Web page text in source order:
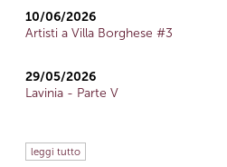
10/06/2026
Artisti a Villa Borghese #3
29/05/2026
Lavinia - Parte V
leggi tutto